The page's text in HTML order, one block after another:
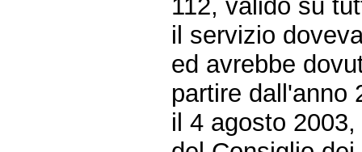
112, valido su
il servizio
ed avrebbe
partire dall'anno
il 4 agosto